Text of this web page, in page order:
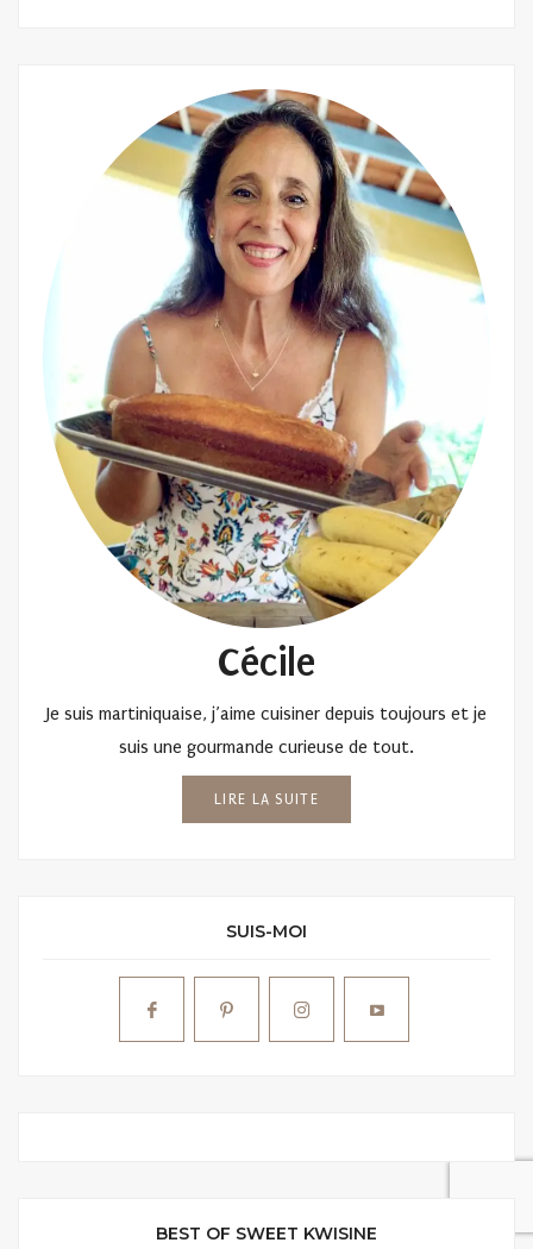
Cécile
Je suis martiniquaise, j’aime cuisiner depuis toujours et je
suis une gourmande curieuse de tout.
LIRE LA SUITE
SUIS-MOI
BEST OF SWEET KWISINE